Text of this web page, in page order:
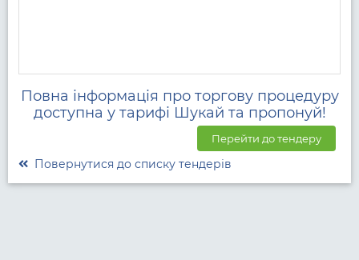
Повна інформація про торгову процедуру
доступна у тарифі Шукай та пропонуй!
Перейти до тендеру
Повернутися до списку тендерів